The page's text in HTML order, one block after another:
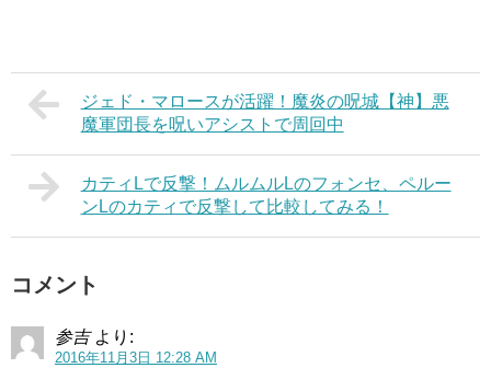
ジェド・マロースが活躍！魔炎の呪城【神】悪
魔軍団長を呪いアシストで周回中
カティLで反撃！ムルムルLのフォンセ、ペルー
ンLのカティで反撃して比較してみる！
コメント
参吉 より:
2016年11月3日 12:28 AM